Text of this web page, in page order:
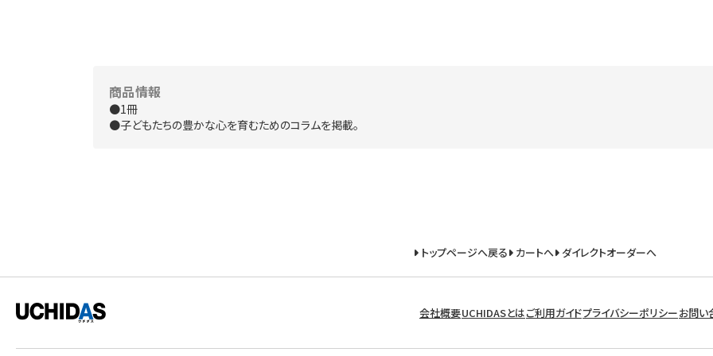
商品情報
●1冊
●子どもたちの豊かな心を育むためのコラムを掲載。
トップページへ戻る カートへ ダイレクトオーダーへ
会社概要UCHIDASとはご利用ガイドプライバシーポリシーお問い